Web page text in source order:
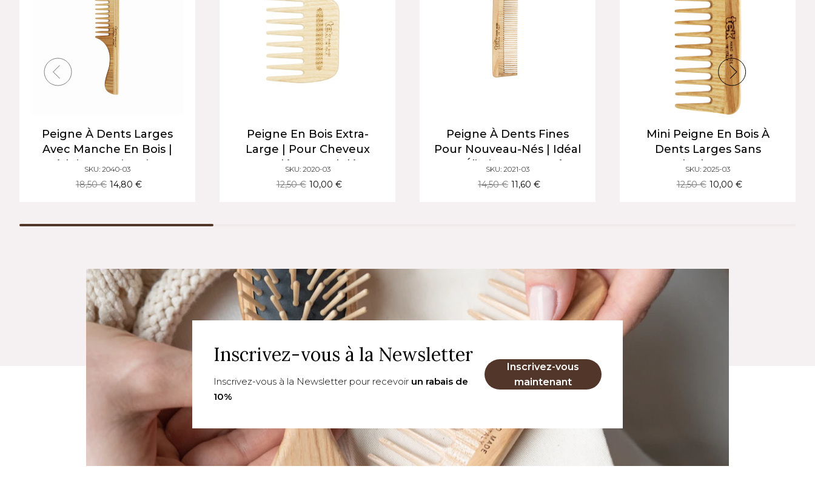
Peigne À Dents Larges
Avec Manche En Bois |
Réduit Les Frisottis Et
Prévient La Casse Des
SKU: 2040-03
18,50 € 14,80 €
Peigne En Bois Extra-
Large | Pour Cheveux
Bouclés Et Ondulés,
Réduit Les Frisottis Et La
SKU: 2020-03
12,50 € 10,00 €
Peigne À Dents Fines
Pour Nouveau-Nés | Idéal
Pour Éliminer Les Croûtes
De Lait
SKU: 2021-03
14,50 € 11,60 €
Mini Peigne En Bois À
Dents Larges Sans
Manche | Pour Tous
Types De Cheveux
SKU: 2025-03
12,50 € 10,00 €
Inscrivez-vous à la Newsletter
Inscrivez-vous à la Newsletter pour recevoir un rabais de
10%
Inscrivez-vous
maintenant